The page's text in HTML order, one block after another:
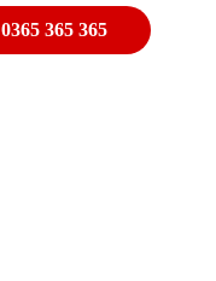
0365 365 365